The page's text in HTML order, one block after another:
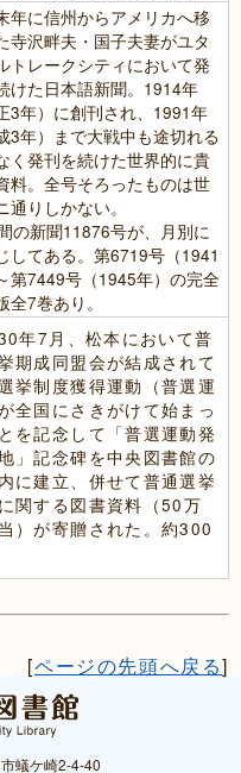
年に信州からアメリカへ移
寺沢畔夫・国子夫妻がユタ
トレークシティにおいて発
けた日本語新聞。1914年
3年）に創刊され、1991年
3年）まで大戦中も途切れる
く発刊を続けた世界的に貴
料。全号そろったものは世
通りしかない。
の新聞11876号が、月別に
してある。第6719号（1941
第7449号（1945年）の完全
全7巻あり。
年7月、松本において普
期成同盟会が結成されて
挙制度獲得運動（普選運
全国にさきがけて始まっ
を記念して「普選運動発
」記念碑を中央図書館の
に建立、併せて普通選挙
関する図書資料（50万
）が寄贈された。約300
[ページの先頭へ戻る]
蟻ケ崎2-4-40